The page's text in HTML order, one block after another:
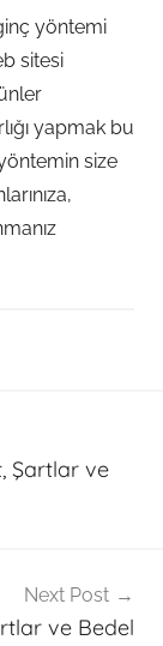
yöntemi
sitesi
yapmak bu
size
Şartlar ve
Next Post
ve Bedel